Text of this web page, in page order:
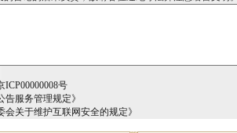
号
服务管理规定》
关于维护互联网安全的规定》